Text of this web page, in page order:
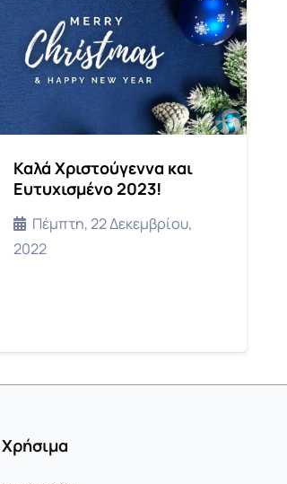
Καλά Χριστούγεννα και
Ευτυχισμένο 2023!
Πέμπτη, 22 Δεκεμβρίου,
2022
Χρήσιμα